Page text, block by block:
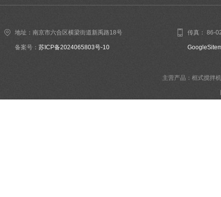
地址：南京市六合区横梁街道新禹路18号
备案号： 苏ICP备2024065803号-10
传真： 86-
主营产品：框式搅拌